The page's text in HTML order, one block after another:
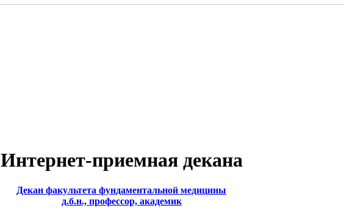
Интернет-приемная декана
Декан факультета фундаментальной медицины
д.б.н., профессор, академик